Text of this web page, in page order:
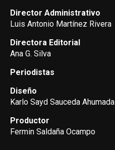
Director Administrativo
Luis Antonio Martínez Rivera
Directora Editorial
Ana G. Silva
Periodistas
Diseño
Karlo Sayd Sauceda Ahumada
Productor
Fermin Saldaña Ocampo